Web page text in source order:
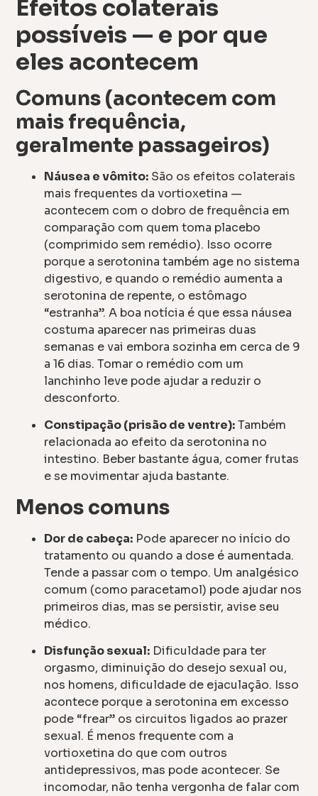
Efeitos colaterais
possíveis — e por que
eles acontecem
Comuns (acontecem com
mais frequência,
geralmente passageiros)
Náusea e vômito: São os efeitos colaterais
mais frequentes da vortioxetina —
acontecem com o dobro de frequência em
comparação com quem toma placebo
(comprimido sem remédio). Isso ocorre
porque a serotonina também age no sistema
digestivo, e quando o remédio aumenta a
serotonina de repente, o estômago
“estranha”. A boa notícia é que essa náusea
costuma aparecer nas primeiras duas
semanas e vai embora sozinha em cerca de 9
a 16 dias. Tomar o remédio com um
lanchinho leve pode ajudar a reduzir o
desconforto.
Constipação (prisão de ventre):Também
relacionada ao efeito da serotonina no
intestino. Beber bastante água, comer frutas
e se movimentar ajuda bastante.
Menos comuns
Dor de cabeça: Pode aparecer no início do
tratamento ou quando a dose é aumentada.
Tende a passar com o tempo. Um analgésico
comum (como paracetamol) pode ajudar nos
primeiros dias, mas se persistir, avise seu
médico.
Disfunção sexual: Dificuldade para ter
orgasmo, diminuição do desejo sexual ou,
nos homens, dificuldade de ejaculação. Isso
acontece porque a serotonina em excesso
pode “frear” os circuitos ligados ao prazer
sexual. É menos frequente com a
vortioxetina do que com outros
antidepressivos, mas pode acontecer. Se
incomodar, não tenha vergonha de falar com